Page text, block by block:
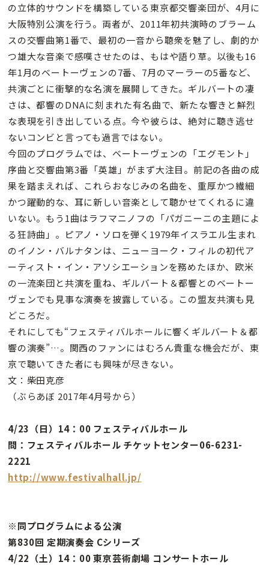
の立体的サウンドを構築している東京都交響楽団が、4月に
大阪特別公演を行う。両者が、2011年初共演時のブラーム
スの交響曲第1番で、最初の一音から聴衆を魅了し、劇的か
つ雄大な音楽で感嘆させたのは、もはや語り草。以後も16
年1月のベートーヴェンの7番、7月のマーラーの5番など、
共演ごとに衝撃的な名演を展開してきた。ギルバートの凄
さは、都響のDNAに刻まれた有名曲で、新たな響きと鮮烈
な表現を引き出している点。今や彼らは、絶対に聴き逃せ
ないコンビと言っても過言ではない。
今回のプログラムでは、ベートーヴェンの「エグモント」
序曲と交響曲第3番「英雄」がまず大注目。前記の各曲の成
果を踏まえれば、これらおなじみの名曲を、重厚かつ繊細
かつ躍動的な、耳に新しい音楽として聴かせてくれるに違
いない。もう1曲はラフマニノフの「パガニーニの主題によ
る狂詩曲」。ピアノ・ソロを弾く1979年イスラエル生まれ
のイノン・バルナタンは、ニューヨーク・フィルの初代ア
ーティスト・イン・アソシエーションを務めたほか、欧米
の一流楽団と共演を重ね、ギルバート＆都響とのベートー
ヴェンでも見事な演奏を披露している。この盟友共演も見
どころだ。
それにしても“フェスティバルホールに響くギルバート＆都
響の演奏”…。関西のファンにはむろん貴重な機会だが、東
京で聴いてきた者にも興味が尽きない。
文：柴田克彦
（ぶらあぼ 2017年4月号から）
4/23（日）14：00 フェスティバルホール
問：フェスティバルホール チケットセンター06-6231-
2221
http://www.festivalhall.jp/
※同プログラムによる公演
第830回 定期演奏会 Cシリーズ
4/22（土）14：00 東京芸術劇場 コンサートホール